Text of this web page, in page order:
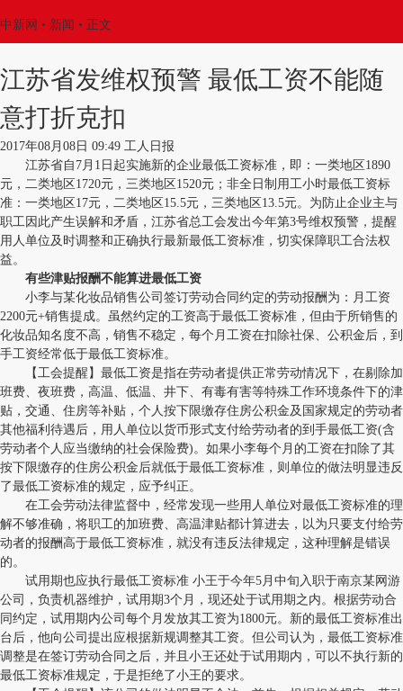
中新网 • 新闻 • 正文
江苏省发维权预警 最低工资不能随
意打折克扣
2017年08月08日 09:49 工人日报
江苏省自7月1日起实施新的企业最低工资标准，即：一类地区1890
元，二类地区1720元，三类地区1520元；非全日制用工小时最低工资标
准：一类地区17元，二类地区15.5元，三类地区13.5元。为防止企业主与
职工因此产生误解和矛盾，江苏省总工会发出今年第3号维权预警，提醒
用人单位及时调整和正确执行最新最低工资标准，切实保障职工合法权
益。
有些津贴报酬不能算进最低工资
小李与某化妆品销售公司签订劳动合同约定的劳动报酬为：月工资
2200元+销售提成。虽然约定的工资高于最低工资标准，但由于所销售的
化妆品知名度不高，销售不稳定，每个月工资在扣除社保、公积金后，到
手工资经常低于最低工资标准。
【工会提醒】最低工资是指在劳动者提供正常劳动情况下，在剔除加
班费、夜班费，高温、低温、井下、有毒有害等特殊工作环境条件下的津
贴，交通、住房等补贴，个人按下限缴存住房公积金及国家规定的劳动者
其他福利待遇后，用人单位以货币形式支付给劳动者的到手最低工资(含
劳动者个人应当缴纳的社会保险费)。如果小李每个月的工资在扣除了其
按下限缴存的住房公积金后就低于最低工资标准，则单位的做法明显违反
了最低工资标准的规定，应予纠正。
在工会劳动法律监督中，经常发现一些用人单位对最低工资标准的理
解不够准确，将职工的加班费、高温津贴都计算进去，以为只要支付给劳
动者的报酬高于最低工资标准，就没有违反法律规定，这种理解是错误
的。
试用期也应执行最低工资标准 小王于今年5月中旬入职于南京某网游
公司，负责机器维护，试用期3个月，现还处于试用期之内。根据劳动合
同约定，试用期内公司每个月发放其工资为1800元。新的最低工资标准出
台后，他向公司提出应根据新规调整其工资。但公司认为，最低工资标准
调整是在签订劳动合同之后，并且小王还处于试用期内，可以不执行新的
最低工资标准规定，于是拒绝了小王的要求。